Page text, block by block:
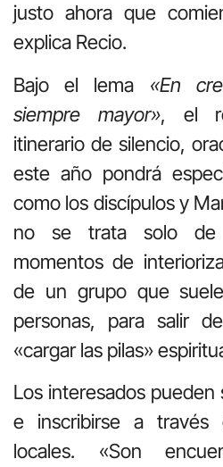
justo ahora que
explica Recio.
Bajo el lema «En
siempre mayor», el
itinerario de silencio,
este año pondrá
como los discípulos y
no se trata solo de
momentos de
de un grupo que
personas, para salir
«cargar las pilas»
Los interesados pueden
e inscribirse a través
locales. «Son